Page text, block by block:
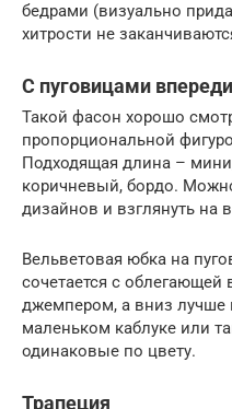
бедрами (визуально
хитрости не
С пуговицами впереди
Такой фасон хорошо
пропорциональной
Подходящая длина –
коричневый, бордо.
дизайнов и взглянуть на
Вельветовая юбка на
сочетается с
джемпером, а вниз лучше
маленьком каблуке или
одинаковые по цвету.
Трапеция